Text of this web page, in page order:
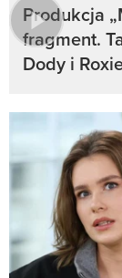
Produkcja
fragment.
Dody i